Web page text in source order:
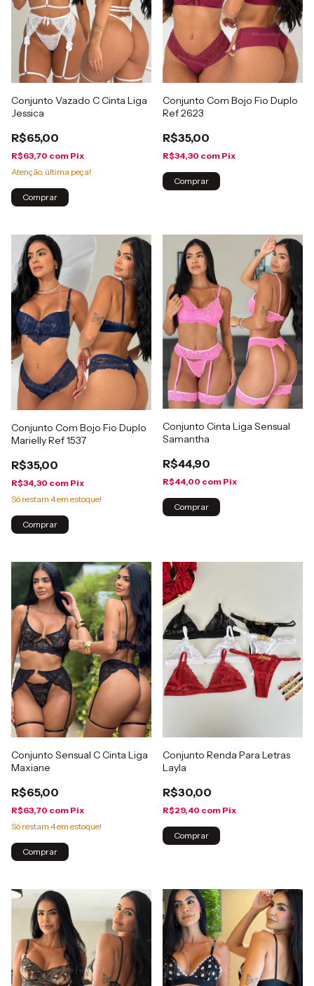
Conjunto Vazado C Cinta Liga
Jessica
R$65,00
R$63,70 com Pix
Atenção, última peça!
Comprar
Conjunto Com Bojo Fio Duplo
Ref 2623
R$35,00
R$34,30 com Pix
Comprar
Conjunto Com Bojo Fio Duplo
Marielly Ref 1537
R$35,00
R$34,30 com Pix
Só restam 4em estoque!
Comprar
Conjunto Cinta Liga Sensual
Samantha
R$44,90
R$44,00 com Pix
Comprar
Conjunto Sensual C Cinta Liga
Maxiane
R$65,00
R$63,70 com Pix
Só restam 4em estoque!
Comprar
Conjunto Renda Para Letras
Layla
R$30,00
R$29,40 com Pix
Comprar